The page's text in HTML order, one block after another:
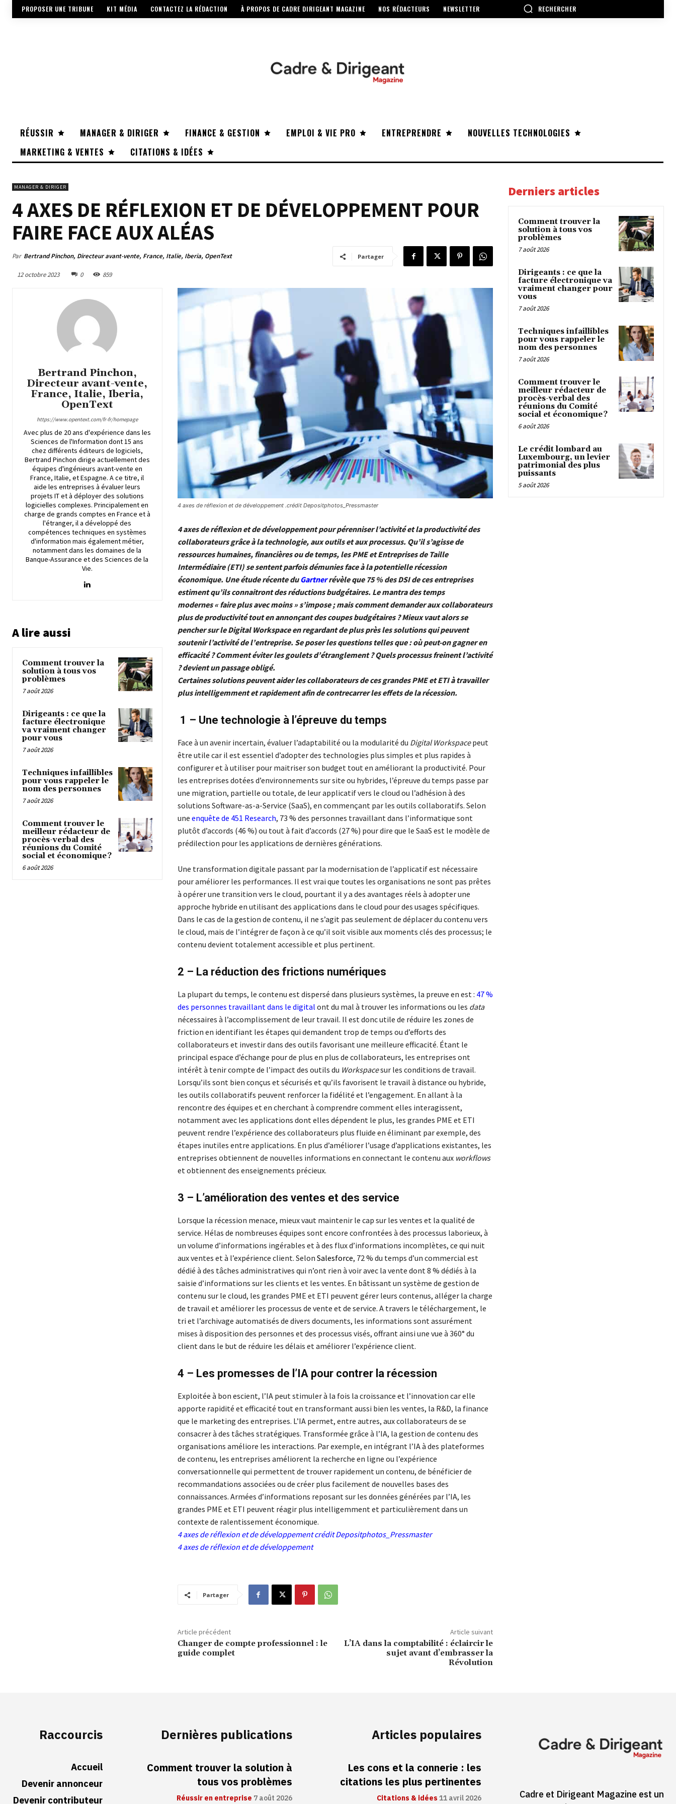
PROPOSER UNE TRIBUNE KIT MÉDIA CONTACTEZ LA RÉDACTION À PROPOS DE CADRE DIRIGEANT MAGAZINE NOS RÉDACTEURS NEWSLETTER RECHERCHER
RÉUSSIR MANAGER & DIRIGER FINANCE & GESTION EMPLOI & VIE PRO ENTREPRENDRE
NOUVELLES TECHNOLOGIES
MARKETING & VENTES
CITATIONS & IDÉES
MANAGER & DIRIGER
4 AXES DE RÉFLEXION ET DE DÉVELOPPEMENT POUR
FAIRE FACE AUX ALÉAS
Par Bertrand Pinchon, Directeur avant-vente, France, Italie, Iberia, OpenText
12 octobre 2023 0 859
Partager
Bertrand Pinchon,
Directeur avant-vente,
France, Italie, Iberia,
OpenText
https://www.opentext.com/fr-fr/homepage
Avec plus de 20 ans d'expérience dans les
Sciences de l'Information dont 15 ans
chez différents éditeurs de logiciels,
Bertrand Pinchon dirige actuellement des
équipes d'ingénieurs avant-vente en
France, Italie, et Espagne. A ce titre, il
aide les entreprises à évaluer leurs
projets IT et à déployer des solutions
logicielles complexes. Principalement en
charge de grands comptes en France et à
l'étranger, il a développé des
compétences techniques en systèmes
d'information mais également métier,
notamment dans les domaines de la
Banque-Assurance et des Sciences de la
Vie.
A lire aussi
Comment trouver la
solution à tous vos
problèmes
7 août 2026
Dirigeants : ce que la
facture électronique
va vraiment changer
pour vous
7 août 2026
Techniques infaillibles
pour vous rappeler le
nom des personnes
7 août 2026
Comment trouver le
meilleur rédacteur de
procès-verbal des
réunions du Comité
social et économique ?
6 août 2026
4 axes de réflexion et de développement .crédit Depositphotos_Pressmaster
4 axes de réflexion et de développement pour pérenniser l’activité et la productivité des
collaborateurs grâce à la technologie, aux outils et aux processus. Qu’il s’agisse de
ressources humaines, financières ou de temps, les PME et Entreprises de Taille
Intermédiaire (ETI) se sentent parfois démunies face à la potentielle récession
économique. Une étude récente duGartnerrévèle que 75 % des DSI de ces entreprises
estiment qu’ils connaitront des réductions budgétaires. Le mantra des temps
modernes « faire plus avec moins » s’impose ; mais comment demander aux collaborateurs
plus de productivité tout en annonçant des coupes budgétaires ? Mieux vaut alors se
pencher sur le Digital Workspace en regardant de plus près les solutions qui peuvent
soutenir l’activité de l’entreprise. Se poser les questions telles que : où peut-on gagner en
efficacité ? Comment éviter les goulets d’étranglement ? Quels processus freinent l’activité
? devient un passage obligé.
Certaines solutions peuvent aider les collaborateurs de ces grandes PME et ETI à travailler
plus intelligemment et rapidement afin de contrecarrer les effets de la récession.
1 – Une technologie à l’épreuve du temps
Face à un avenir incertain, évaluer l’adaptabilité ou la modularité du Digital Workspacepeut
être utile car il est essentiel d’adopter des technologies plus simples et plus rapides à
configurer et à utiliser pour maitriser son budget tout en améliorant la productivité. Pour
les entreprises dotées d’environnements sur site ou hybrides, l’épreuve du temps passe par
une migration, partielle ou totale, de leur applicatif vers le cloud ou l’adhésion à des
solutions Software-as-a-Service (SaaS), en commençant par les outils collaboratifs. Selon
une enquête de 451 Research, 73 % des personnes travaillant dans l’informatique sont
plutôt d’accords (46 %) ou tout à fait d’accords (27 %) pour dire que le SaaS est le modèle de
prédilection pour les applications de dernières générations.
Une transformation digitale passant par la modernisation de l’applicatif est nécessaire
pour améliorer les performances. Il est vrai que toutes les organisations ne sont pas prêtes
à opérer une transition vers le cloud, pourtant il y a des avantages réels à adopter une
approche hybride en utilisant des applications dans le cloud pour des usages spécifiques.
Dans le cas de la gestion de contenu, il ne s’agit pas seulement de déplacer du contenu vers
le cloud, mais de l’intégrer de façon à ce qu’il soit visible aux moments clés des processus; le
contenu devient totalement accessible et plus pertinent.
2 – La réduction des frictions numériques
La plupart du temps, le contenu est dispersé dans plusieurs systèmes, la preuve en est : 47 %
des personnes travaillant dans le digital ont du mal à trouver les informations ou les data
nécessaires à l’accomplissement de leur travail. Il est donc utile de réduire les zones de
friction en identifiant les étapes qui demandent trop de temps ou d’efforts des
collaborateurs et investir dans des outils favorisant une meilleure efficacité. Étant le
principal espace d’échange pour de plus en plus de collaborateurs, les entreprises ont
intérêt à tenir compte de l’impact des outils du Workspacesur les conditions de travail.
Lorsqu’ils sont bien conçus et sécurisés et qu’ils favorisent le travail à distance ou hybride,
les outils collaboratifs peuvent renforcer la fidélité et l’engagement. En allant à la
rencontre des équipes et en cherchant à comprendre comment elles interagissent,
notamment avec les applications dont elles dépendent le plus, les grandes PME et ETI
peuvent rendre l’expérience des collaborateurs plus fluide en éliminant par exemple, des
étapes inutiles entre applications. En plus d’améliorer l’usage d’applications existantes, les
entreprises obtiennent de nouvelles informations en connectant le contenu aux workflows
et obtiennent des enseignements précieux.
3 – L’amélioration des ventes et des service
Lorsque la récession menace, mieux vaut maintenir le cap sur les ventes et la qualité de
service. Hélas de nombreuses équipes sont encore confrontées à des processus laborieux, à
un volume d’informations ingérables et à des flux d’informations incomplètes, ce qui nuit
aux ventes et à l’expérience client. Selon Salesforce, 72 % du temps d’un commercial est
dédié à des tâches administratives qui n’ont rien à voir avec la vente dont 8 % dédiés à la
saisie d’informations sur les clients et les ventes. En bâtissant un système de gestion de
contenu sur le cloud, les grandes PME et ETI peuvent gérer leurs contenus, alléger la charge
de travail et améliorer les processus de vente et de service. A travers le téléchargement, le
tri et l’archivage automatisés de divers documents, les informations sont assurément
mises à disposition des personnes et des processus visés, offrant ainsi une vue à 360° du
client dans le but de réduire les délais et améliorer l’expérience client.
4 – Les promesses de l’IA pour contrer la récession
Exploitée à bon escient, l’IA peut stimuler à la fois la croissance et l’innovation car elle
apporte rapidité et efficacité tout en transformant aussi bien les ventes, la R&D, la finance
que le marketing des entreprises. L’IA permet, entre autres, aux collaborateurs de se
consacrer à des tâches stratégiques. Transformée grâce à l’IA, la gestion de contenu des
organisations améliore les interactions. Par exemple, en intégrant l’IA à des plateformes
de contenu, les entreprises améliorent la recherche en ligne ou l’expérience
conversationnelle qui permettent de trouver rapidement un contenu, de bénéficier de
recommandations associées ou de créer plus facilement de nouvelles bases des
connaissances. Armées d’informations reposant sur les données générées par l’IA, les
grandes PME et ETI peuvent réagir plus intelligemment et particulièrement dans un
contexte de ralentissement économique.
4 axes de réflexion et de développementcrédit Depositphotos_Pressmaster
4 axes de réflexion et de développement
Partager
Article précédent
Changer de compte professionnel : le
guide complet
Article suivant
L’IA dans la comptabilité : éclaircir le
sujet avant d’embrasser la
Révolution
Derniers articles
Comment trouver la
solution à tous vos
problèmes
7 août 2026
Dirigeants : ce que la
facture électronique va
vraiment changer pour
vous
7 août 2026
Techniques infaillibles
pour vous rappeler le
nom des personnes
7 août 2026
Comment trouver le
meilleur rédacteur de
procès-verbal des
réunions du Comité
social et économique ?
6 août 2026
Le crédit lombard au
Luxembourg, un levier
patrimonial des plus
puissants
5 août 2026
Raccourcis
Accueil
Devenir annonceur
Devenir contributeur
Dernières publications
Comment trouver la solution à
tous vos problèmes
Réussir en entreprise 7 août 2026
Articles populaires
Les cons et la connerie : les
citations les plus pertinentes
Citations & idées11 avril 2026
Cadre et Dirigeant Magazine est un